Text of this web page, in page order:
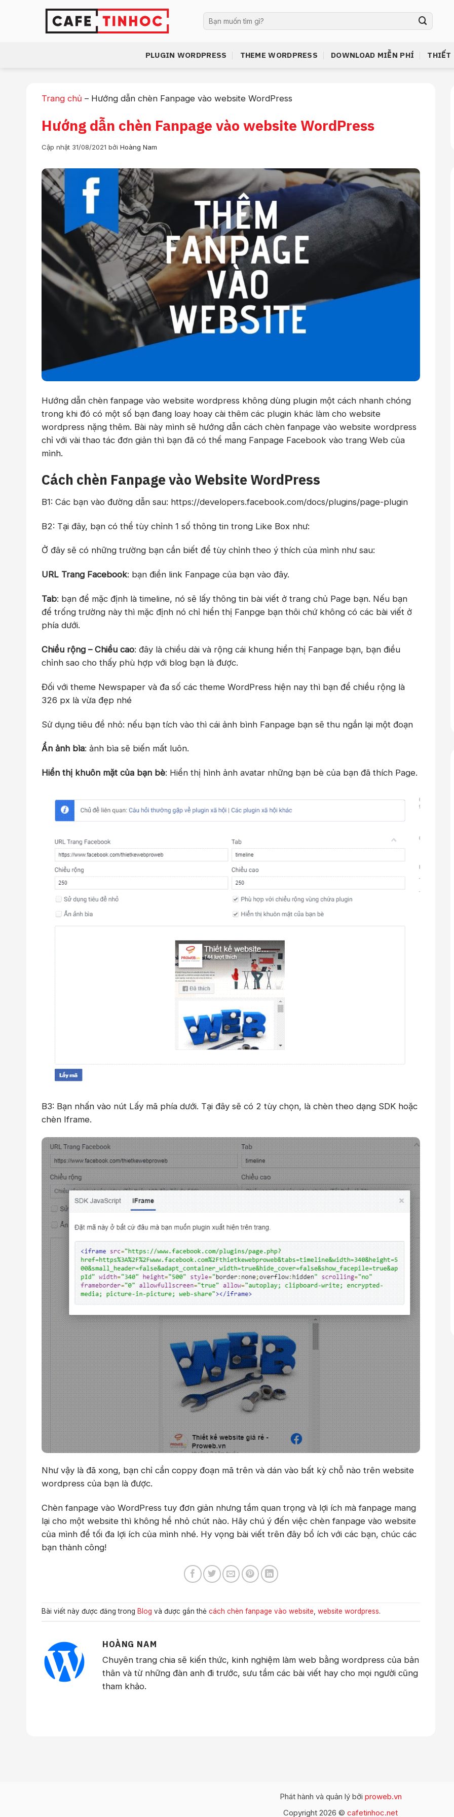
Tìm
kiếm:
PLUGIN WORDPRESS THEME WORDPRESS DOWNLOAD MIỄN PHÍ THIẾT
Trang chủ – Hướng dẫn chèn Fanpage vào website WordPress
Hướng dẫn chèn Fanpage vào website WordPress
Cập nhật 31/08/2021 bởi Hoàng Nam
Hướng dẫn chèn fanpage vào website wordpress không dùng plugin một cách nhanh chóng
trong khi đó có một số bạn đang loay hoay cài thêm các plugin khác làm cho website
wordpress nặng thêm. Bài này mình sẽ hướng dẫn cách chèn fanpage vào website wordpress
chỉ với vài thao tác đơn giản thì bạn đã có thể mang Fanpage Facebook vào trang Web của
mình.
Cách chèn Fanpage vào Website WordPress
B1: Các bạn vào đường dẫn sau: https://developers.facebook.com/docs/plugins/page-plugin
B2: Tại đây, bạn có thể tùy chỉnh 1 số thông tin trong Like Box như:
Ở đây sẽ có những trường bạn cần biết để tùy chỉnh theo ý thích của mình như sau:
URL Trang Facebook: bạn điền link Fanpage của bạn vào đây.
Tab: bạn để mặc định là timeline, nó sẽ lấy thông tin bài viết ở trang chủ Page bạn. Nếu bạn
để trống trường này thì mặc định nó chỉ hiển thị Fanpge bạn thôi chứ không có các bài viết ở
phía dưới.
Chiều rộng – Chiều cao: đây là chiều dài và rộng cái khung hiển thị Fanpage bạn, bạn điều
chỉnh sao cho thấy phù hợp với blog bạn là được.
Đối với theme Newspaper và đa số các theme WordPress hiện nay thì bạn để chiều rộng là
326 px là vừa đẹp nhé
Sử dụng tiêu đề nhỏ: nếu bạn tích vào thì cái ảnh bình Fanpage bạn sẽ thu ngắn lại một đoạn
Ẩn ảnh bìa: ảnh bìa sẽ biến mất luôn.
Hiển thị khuôn mặt của bạn bè: Hiển thị hình ảnh avatar những bạn bè của bạn đã thích Page.
B3: Bạn nhấn vào nút Lấy mã phía dưới. Tại đây sẽ có 2 tùy chọn, là chèn theo dạng SDK hoặc
chèn Iframe.
Như vậy là đã xong, bạn chỉ cần coppy đoạn mã trên và dán vào bất kỳ chỗ nào trên website
wordpress của bạn là được.
Chèn fanpage vào WordPress tuy đơn giản nhưng tầm quan trọng và lợi ích mà fanpage mang
lại cho một website thì không hề nhỏ chút nào. Hãy chú ý đến việc chèn fanpage vào website
của mình để tối đa lợi ích của mình nhé. Hy vọng bài viết trên đây bổ ích với các bạn, chúc các
bạn thành công!
Bài viết này được đăng trong Blog và được gắn thẻ cách chèn fanpage vào website, website wordpress.
HOÀNG NAM
Chuyên trang chia sẽ kiến thức, kinh nghiệm làm web bằng wordpress của bản
thân và từ những đàn anh đi trước, sưu tầm các bài viết hay cho mọi người cũng
tham khảo.
Phát hành và quản lý bởi proweb.vn
Copyright 2026 © cafetinhoc.net